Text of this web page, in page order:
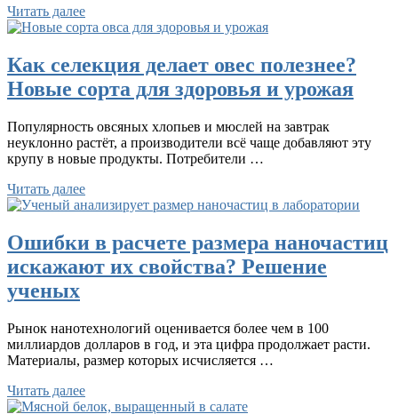
Читать далее
Как селекция делает овес полезнее?
Новые сорта для здоровья и урожая
Популярность овсяных хлопьев и мюслей на завтрак
неуклонно растёт, а производители всё чаще добавляют эту
крупу в новые продукты. Потребители …
Читать далее
Ошибки в расчете размера наночастиц
искажают их свойства? Решение
ученых
Рынок нанотехнологий оценивается более чем в 100
миллиардов долларов в год, и эта цифра продолжает расти.
Материалы, размер которых исчисляется …
Читать далее